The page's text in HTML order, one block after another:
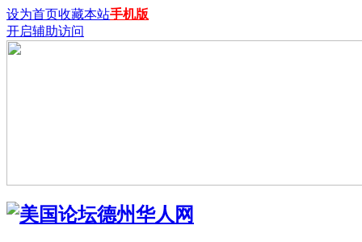
设为首页收藏本站手机版
开启辅助访问